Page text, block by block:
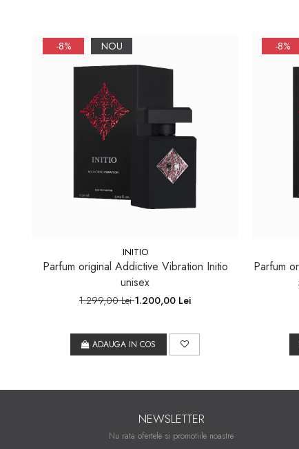
-8% NOU
INITIO
Parfum original Addictive Vibration Initio
unisex
1.299,00 Lei1.200,00 Lei
ADAUGA IN COS
-8%
Parfum
NEWSLETTER
Nu rata ofertele si promotiile noastre